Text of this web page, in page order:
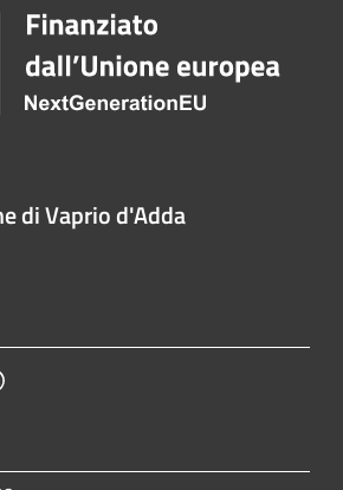
di Vaprio d'Adda